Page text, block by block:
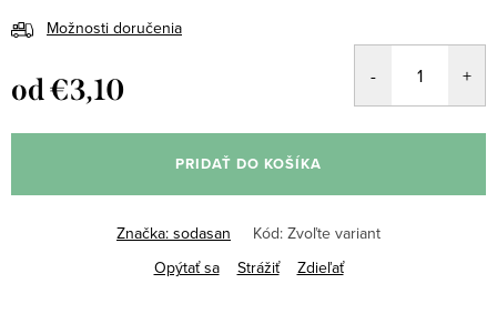
Možnosti doručenia
od€3,10
cena:
PRIDAŤ DO KOŠÍKA
Značka: sodasan Kód: Zvoľte variant
Opýtať sa
Strážiť Zdieľať